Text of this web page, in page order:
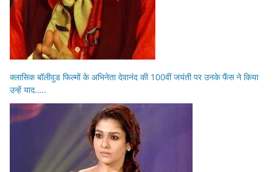
क्लासिक बॉलीवुड फिल्मों के अभिनेता देवानंद की 100वीं जयंती पर उनके फैंस ने किया
उन्हें याद…..